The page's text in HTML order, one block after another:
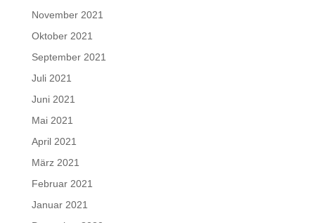
November 2021
Oktober 2021
September 2021
Juli 2021
Juni 2021
Mai 2021
April 2021
März 2021
Februar 2021
Januar 2021